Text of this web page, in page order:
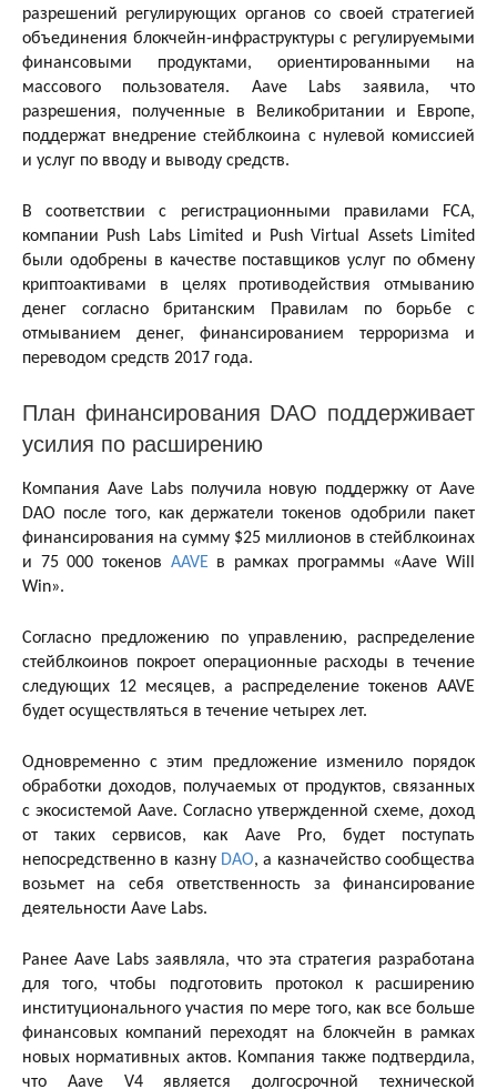
разрешений регулирующих органов со своей стратегией
объединения блокчейн-инфраструктуры с регулируемыми
финансовыми продуктами, ориентированными на
массового пользователя. Aave Labs заявила, что
разрешения, полученные в Великобритании и Европе,
поддержат внедрение стейблкоина с нулевой комиссией
и услуг по вводу и выводу средств.
В соответствии с регистрационными правилами FCA,
компании Push Labs Limited и Push Virtual Assets Limited
были одобрены в качестве поставщиков услуг по обмену
криптоактивами в целях противодействия отмыванию
денег согласно британским Правилам по борьбе с
отмыванием денег, финансированием терроризма и
переводом средств 2017 года.
План финансирования DAO поддерживает
усилия по расширению
Компания Aave Labs получила новую поддержку от Aave
DAO после того, как держатели токенов одобрили пакет
финансирования на сумму $25 миллионов в стейблкоинах
и 75 000 токенов AAVEв рамках программы «Aave Will
Win».
Согласно предложению по управлению, распределение
стейблкоинов покроет операционные расходы в течение
следующих 12 месяцев, а распределение токенов AAVE
будет осуществляться в течение четырех лет.
Одновременно с этим предложение изменило порядок
обработки доходов, получаемых от продуктов, связанных
с экосистемой Aave. Согласно утвержденной схеме, доход
от таких сервисов, как Aave Pro, будет поступать
непосредственно в казну DAO, а казначейство сообщества
возьмет на себя ответственность за финансирование
деятельности Aave Labs.
Ранее Aave Labs заявляла, что эта стратегия разработана
для того, чтобы подготовить протокол к расширению
институционального участия по мере того, как все больше
финансовых компаний переходят на блокчейн в рамках
новых нормативных актов. Компания также подтвердила,
что Aave V4 является долгосрочной технической